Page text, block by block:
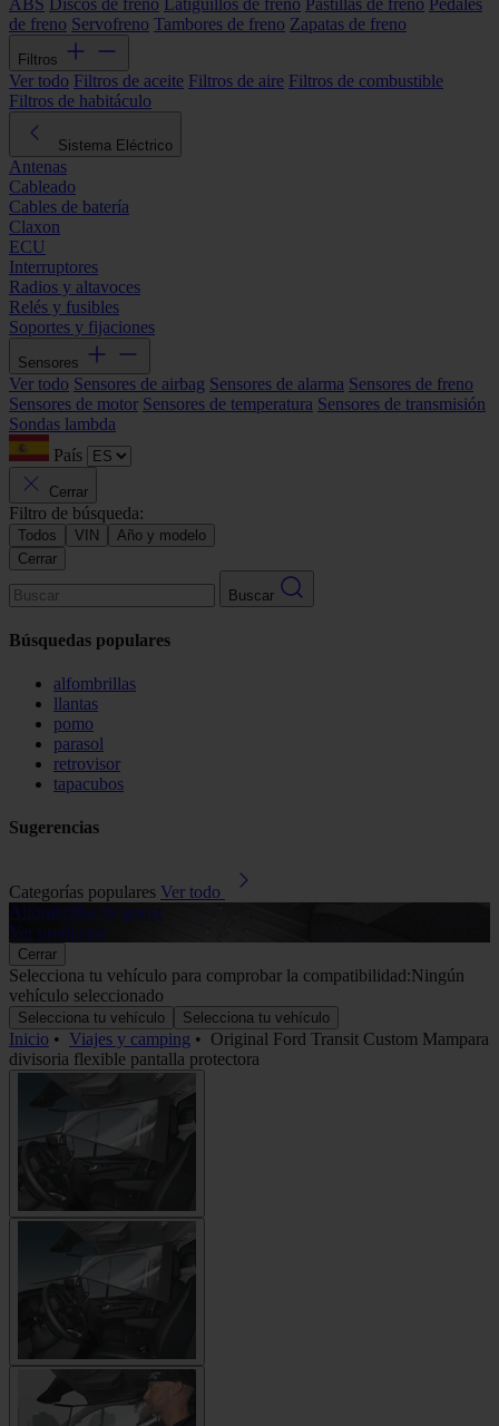
de freno Servofreno Tambores de freno Zapatas de freno
Filtros
Ver todo Filtros de aceite Filtros de aire Filtros de combustible
Filtros de habitáculo
Sistema Eléctrico
Antenas
Cableado
Cables de batería
Claxon
ECU
Interruptores
Radios y altavoces
Relés y fusibles
Soportes y fijaciones
Sensores
Ver todo Sensores de airbag Sensores de alarma Sensores de freno
Sensores de motor Sensores de temperatura Sensores de transmisión
Sondas lambda
País
Cerrar
Filtro de búsqueda:
Todos VIN
Año y modelo
Cerrar
Buscar
Búsquedas populares
alfombrillas
llantas
pomo
parasol
retrovisor
tapacubos
Sugerencias
Categorías populares Ver todo
Alfombrillas de goma
Ver productos
Cerrar
Selecciona tu vehículo para comprobar la compatibilidad:Ningún
vehículo seleccionado
Selecciona tu vehículo Selecciona tu vehículo
Inicio • Viajes y camping • Original Ford Transit Custom Mampara
divisoria flexible pantalla protectora